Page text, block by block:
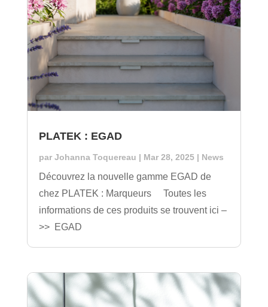
PLATEK : EGAD
par Johanna Toquereau | Mar 28, 2025| News
Découvrez la nouvelle gamme EGAD de
chez PLATEK : Marqueurs Toutes les
informations de ces produits se trouvent ici –
>> EGAD